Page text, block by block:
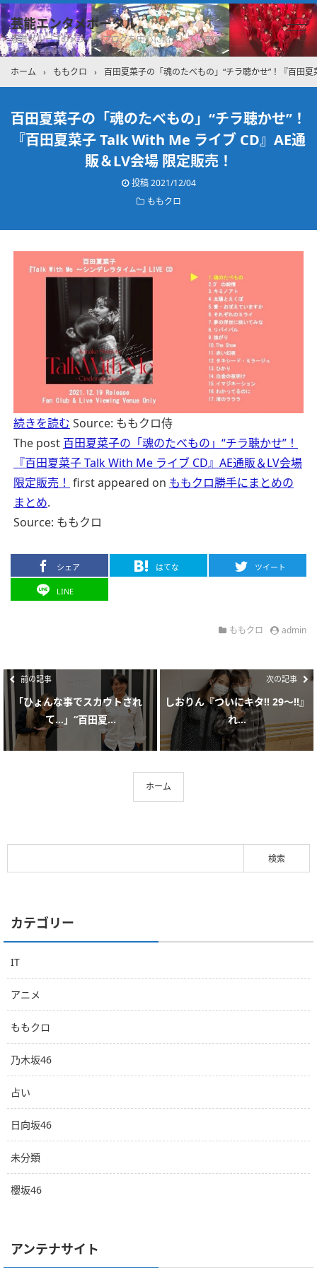
芸能エンタメポータル
坂道グループのメンバーブログを中心に紹介しています
ホーム › ももクロ › 百田夏菜子の「魂のたべもの」“チラ聴かせ”！『百田
百田夏菜子の「魂のたべもの」“チラ聴かせ”！
『百田夏菜子 Talk With Me ライブ CD』AE通
販＆LV会場 限定販売！
投稿2021/12/04
ももクロ
続きを読む Source: ももクロ侍
The post 百田夏菜子の「魂のたべもの」“チラ聴かせ”！
『百田夏菜子 Talk With Me ライブ CD』AE通販＆LV会場
限定販売！ first appeared on ももクロ勝手にまとめの
まとめ.
Source: ももクロ
シェア はてな ツイート
LINE
ももクロ admin
前の記事
｢ひょんな事でスカウトされ
て…」“百田夏...
次の記事
しおりん『ついにキタ!! 29〜!!』
れ...
ホーム
カテゴリー
IT
アニメ
ももクロ
乃木坂46
占い
日向坂46
未分類
櫻坂46
アンテナサイト